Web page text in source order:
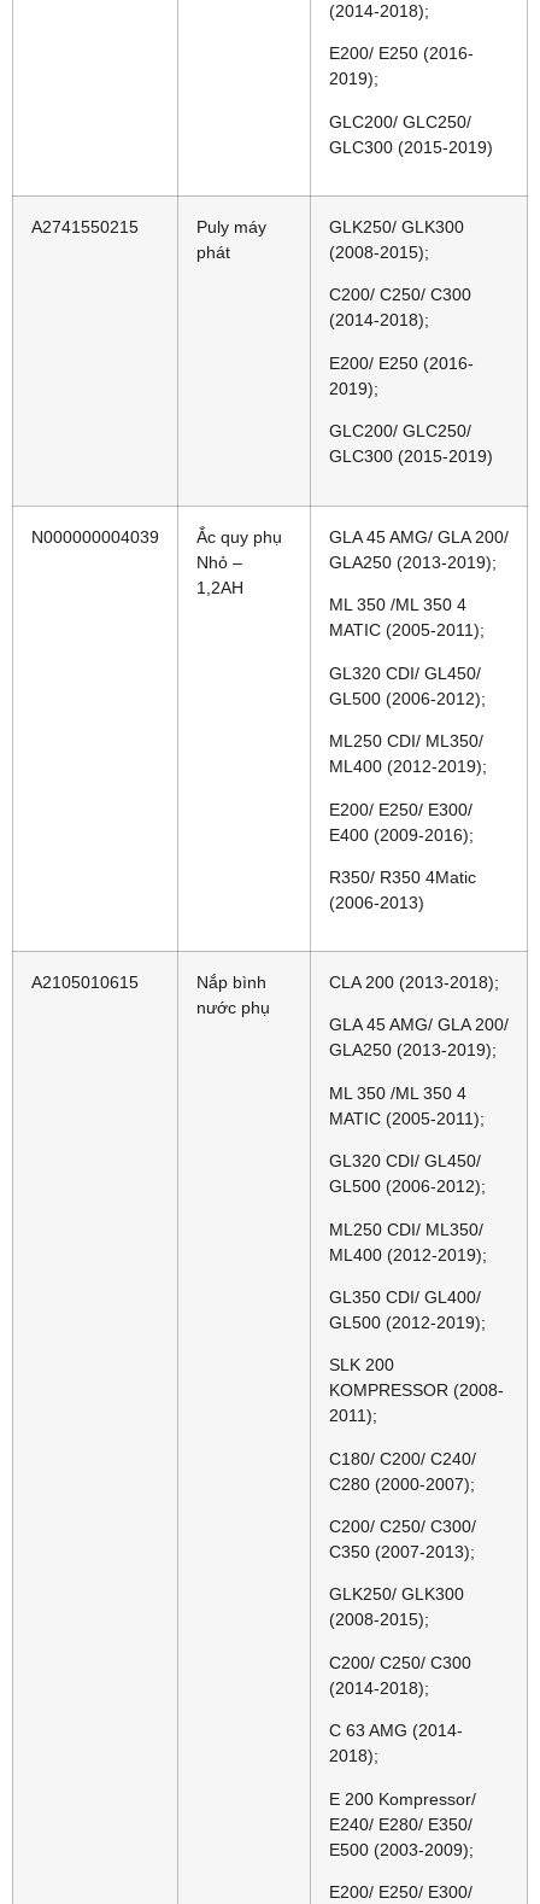
(2014-2018);
E200/ E250 (2016-
2019);
GLC200/ GLC250/
GLC300 (2015-2019)
A2741550215
Puly máy
phát
GLK250/ GLK300
(2008-2015);
C200/ C250/ C300
(2014-2018);
E200/ E250 (2016-
2019);
GLC200/ GLC250/
GLC300 (2015-2019)
N000000004039
Ắc quy phụ
Nhỏ –
1,2AH
GLA 45 AMG/ GLA 200/
GLA250 (2013-2019);
ML 350 /ML 350 4
MATIC (2005-2011);
GL320 CDI/ GL450/
GL500 (2006-2012);
ML250 CDI/ ML350/
ML400 (2012-2019);
E200/ E250/ E300/
E400 (2009-2016);
R350/ R350 4Matic
(2006-2013)
A2105010615
Nắp bình
nước phụ
CLA 200 (2013-2018);
GLA 45 AMG/ GLA 200/
GLA250 (2013-2019);
ML 350 /ML 350 4
MATIC (2005-2011);
GL320 CDI/ GL450/
GL500 (2006-2012);
ML250 CDI/ ML350/
ML400 (2012-2019);
GL350 CDI/ GL400/
GL500 (2012-2019);
SLK 200
KOMPRESSOR (2008-
2011);
C180/ C200/ C240/
C280 (2000-2007);
C200/ C250/ C300/
C350 (2007-2013);
GLK250/ GLK300
(2008-2015);
C200/ C250/ C300
(2014-2018);
C 63 AMG (2014-
2018);
E 200 Kompressor/
E240/ E280/ E350/
E500 (2003-2009);
E200/ E250/ E300/